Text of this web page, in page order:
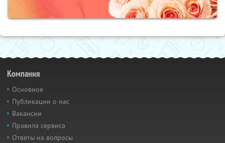
Компания
Основное
Публикации о нас
Вакансии
Правила сервиса
Ответы на вопросы